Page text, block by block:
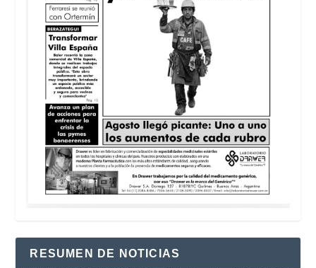
RESUMEN DE NOTICIAS